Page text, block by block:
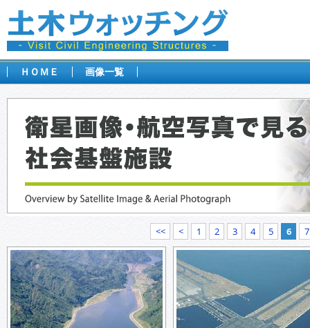
ＨＯＭＥ 画像一覧
<< < 1 2 3 4 5 6 7